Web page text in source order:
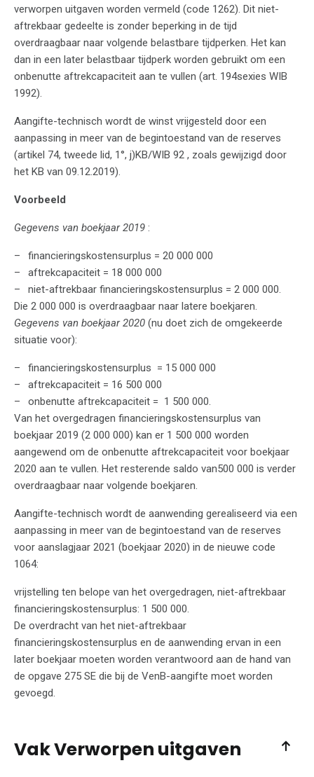
verworpen uitgaven worden vermeld (code 1262). Dit niet-
aftrekbaar gedeelte is zonder beperking in de tijd
overdraagbaar naar volgende belastbare tijdperken. Het kan
dan in een later belastbaar tijdperk worden gebruikt om een
onbenutte aftrekcapaciteit aan te vullen (art. 194sexies WIB
1992).
Aangifte-technisch wordt de winst vrijgesteld door een
aanpassing in meer van de begintoestand van de reserves
(artikel 74, tweede lid, 1°, j)KB/WIB 92 , zoals gewijzigd door
het KB van 09.12.2019).
Voorbeeld
Gegevens van boekjaar 2019 :
financieringskostensurplus = 20 000 000
aftrekcapaciteit = 18 000 000
niet-aftrekbaar financieringskostensurplus = 2 000 000.
Die 2 000 000 is overdraagbaar naar latere boekjaren.
Gegevens van boekjaar 2020 (nu doet zich de omgekeerde
situatie voor):
financieringskostensurplus = 15 000 000
aftrekcapaciteit = 16 500 000
onbenutte aftrekcapaciteit = 1 500 000.
Van het overgedragen financieringskostensurplus van
boekjaar 2019 (2 000 000) kan er 1 500 000 worden
aangewend om de onbenutte aftrekcapaciteit voor boekjaar
2020 aan te vullen. Het resterende saldo van500 000 is verder
overdraagbaar naar volgende boekjaren.
Aangifte-technisch wordt de aanwending gerealiseerd via een
aanpassing in meer van de begintoestand van de reserves
voor aanslagjaar 2021 (boekjaar 2020) in de nieuwe code
1064:
vrijstelling ten belope van het overgedragen, niet-aftrekbaar
financieringskostensurplus: 1 500 000.
De overdracht van het niet-aftrekbaar
financieringskostensurplus en de aanwending ervan in een
later boekjaar moeten worden verantwoord aan de hand van
de opgave 275 SE die bij de VenB-aangifte moet worden
gevoegd.
Vak Verworpen uitgaven